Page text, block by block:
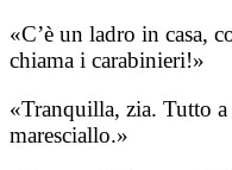
«C’è un ladro in casa,
chiama i carabinieri!»
«Tranquilla, zia. Tutto
maresciallo.»